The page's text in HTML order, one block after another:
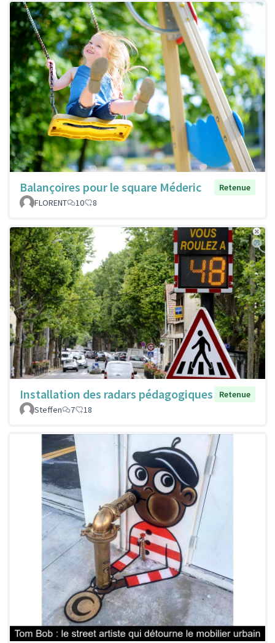
Balançoires pour le square Méderic
Retenue
FLORENT
10 8
Installation des radars pédagogiques
Retenue
Steffen
7 18